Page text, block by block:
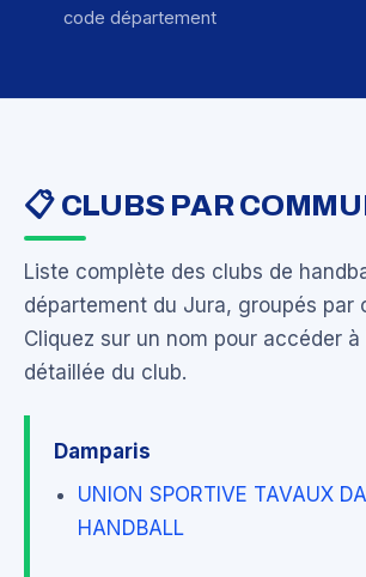
code département
📋 CLUBS PAR
Liste complète des clubs de
département du Jura, groupés par
Cliquez sur un nom pour accéder
détaillée du club.
Damparis
UNION SPORTIVE TAVAUX
HANDBALL